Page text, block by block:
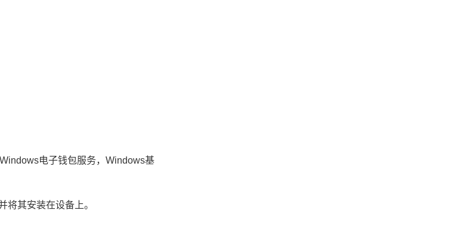
电子钱包服务，Windows基
将其安装在设备上。